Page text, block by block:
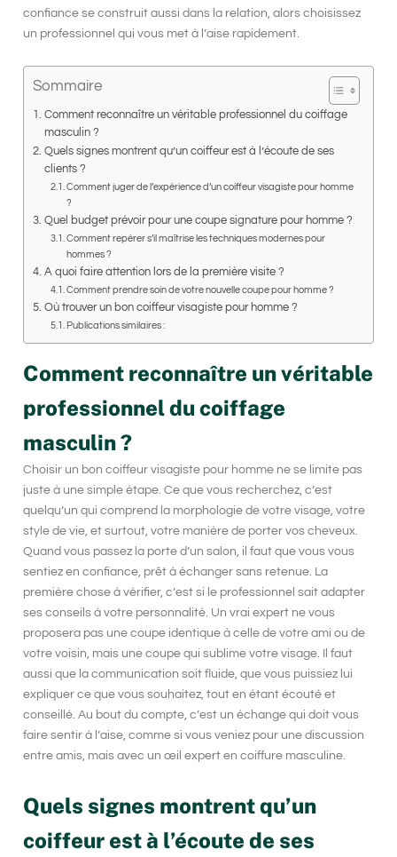
confiance se construit aussi dans la relation, alors choisissez
un professionnel qui vous met à l’aise rapidement.
Sommaire
Comment reconnaître un véritable professionnel du coiffage
masculin ?
Quels signes montrent qu’un coiffeur est à l’écoute de ses
clients ?
Comment juger de l’expérience d’un coiffeur visagiste pour homme
?
Quel budget prévoir pour une coupe signature pour homme ?
Comment repérer s’il maîtrise les techniques modernes pour
hommes ?
A quoi faire attention lors de la première visite ?
Comment prendre soin de votre nouvelle coupe pour homme ?
Où trouver un bon coiffeur visagiste pour homme ?
Publications similaires :
Comment reconnaître un véritable
professionnel du coiffage
masculin ?
Choisir un bon coiffeur visagiste pour homme ne se limite pas
juste à une simple étape. Ce que vous recherchez, c’est
quelqu’un qui comprend la morphologie de votre visage, votre
style de vie, et surtout, votre manière de porter vos cheveux.
Quand vous passez la porte d’un salon, il faut que vous vous
sentiez en confiance, prêt à échanger sans retenue. La
première chose à vérifier, c’est si le professionnel sait adapter
ses conseils à votre personnalité. Un vrai expert ne vous
proposera pas une coupe identique à celle de votre ami ou de
votre voisin, mais une coupe qui sublime votre visage. Il faut
aussi que la communication soit fluide, que vous puissiez lui
expliquer ce que vous souhaitez, tout en étant écouté et
conseillé. Au bout du compte, c’est un échange qui doit vous
faire sentir à l’aise, comme si vous veniez pour une discussion
entre amis, mais avec un œil expert en coiffure masculine.
Quels signes montrent qu’un
coiffeur est à l’écoute de ses